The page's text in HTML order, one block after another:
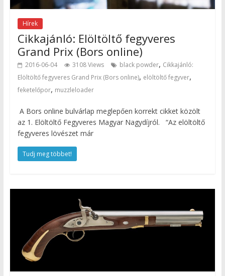
Hírek
Cikkajánló: Elöltöltő fegyveres
Grand Prix (Bors online)
2016-06-04 3108 Views black powder, Cikkajánló:
Elöltöltő fegyveres Grand Prix (Bors online), elöltöltő fegyver,
feketelőpor, muzzleloader
A Bors online bulvárlap meglepően korrekt cikket közölt
az 1. Elöltöltő Fegyveres Magyar Nagydíjról. “Az elöltöltő
fegyveres lövészet már
Tudj meg többet!